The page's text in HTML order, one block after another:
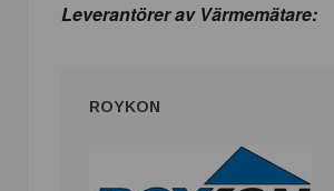
Leverantörer av Värmemätare:
ROYKON